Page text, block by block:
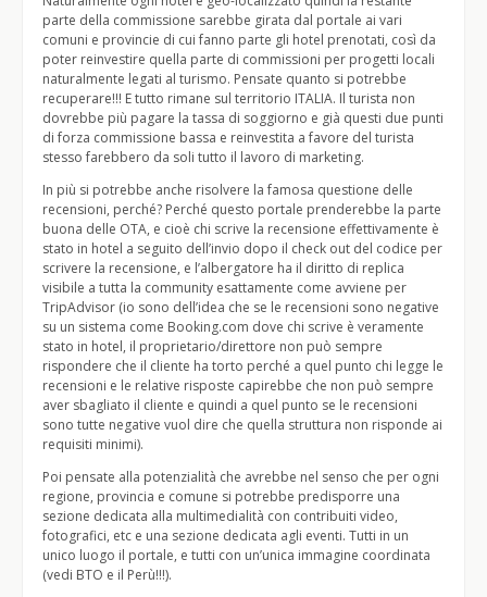
parte della commissione sarebbe girata dal portale ai vari
comuni e provincie di cui fanno parte gli hotel prenotati, così da
poter reinvestire quella parte di commissioni per progetti locali
naturalmente legati al turismo. Pensate quanto si potrebbe
recuperare!!! E tutto rimane sul territorio ITALIA. Il turista non
dovrebbe più pagare la tassa di soggiorno e già questi due punti
di forza commissione bassa e reinvestita a favore del turista
stesso farebbero da soli tutto il lavoro di marketing.
In più si potrebbe anche risolvere la famosa questione delle
recensioni, perché? Perché questo portale prenderebbe la parte
buona delle OTA, e cioè chi scrive la recensione effettivamente è
stato in hotel a seguito dell’invio dopo il check out del codice per
scrivere la recensione, e l’albergatore ha il diritto di replica
visibile a tutta la community esattamente come avviene per
TripAdvisor (io sono dell’idea che se le recensioni sono negative
su un sistema come Booking.com dove chi scrive è veramente
stato in hotel, il proprietario/direttore non può sempre
rispondere che il cliente ha torto perché a quel punto chi legge le
recensioni e le relative risposte capirebbe che non può sempre
aver sbagliato il cliente e quindi a quel punto se le recensioni
sono tutte negative vuol dire che quella struttura non risponde ai
requisiti minimi).
Poi pensate alla potenzialità che avrebbe nel senso che per ogni
regione, provincia e comune si potrebbe predisporre una
sezione dedicata alla multimedialità con contribuiti video,
fotografici, etc e una sezione dedicata agli eventi. Tutti in un
unico luogo il portale, e tutti con un’unica immagine coordinata
(vedi BTO e il Perù!!!).